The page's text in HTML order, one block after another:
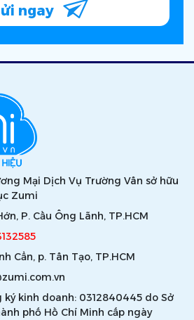
ngay
Mại Dịch Vụ Trường Vân sở hữu
Zumi
P. Cầu Ông Lãnh, TP.HCM
Cẩn, p. Tân Tạo, TP.HCM
ký kinh doanh: 0312840445 do Sở
phố Hồ Chí Minh cấp ngày